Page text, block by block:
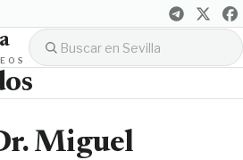
Miguel